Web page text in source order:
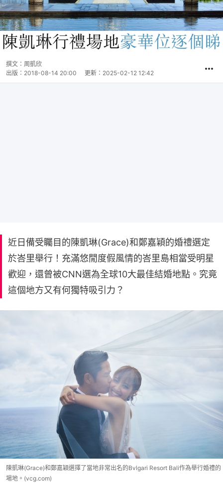
撰文： 周凱欣
出版： 2018-08-14 20:00 更新： 2025-02-12 12:42
近日備受矚目的陳凱琳(Grace)和鄭嘉穎的婚禮選定
於峇里舉行！充滿悠閒度假風情的峇里島相當受明星
歡迎，還曾被CNN選為全球10大最佳結婚地點。究竟
這個地方又有何獨特吸引力？
陳凱琳(Grace)和鄭嘉穎選擇了當地非常出名的Bvlgari Resort Bali作為舉行婚禮的
場地。(vcg.com)